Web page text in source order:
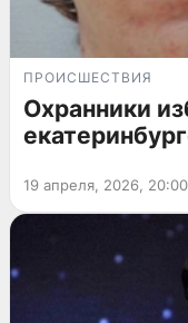
ПРОИСШЕСТВИЯ
Охранники
19 апреля, 2026, 20:00